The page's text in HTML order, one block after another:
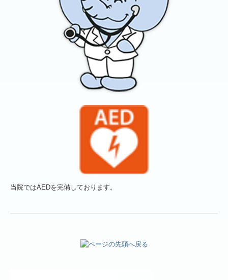
当院ではAEDを完備しております。